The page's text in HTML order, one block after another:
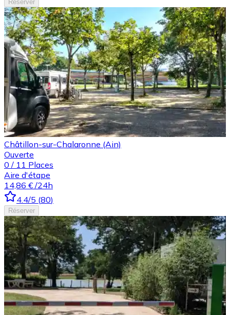
Réserver
Châtillon-sur-Chalaronne (Ain)
Ouverte
0 / 11 Places
Aire d'étape
14,86 € /24h
4.4/5 (80)
Réserver